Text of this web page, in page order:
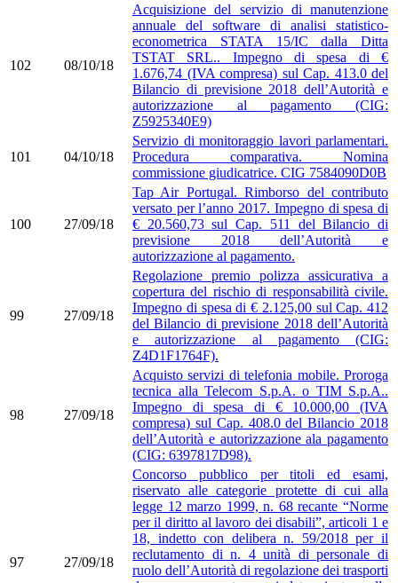
102 08/10/18
Acquisizione del servizio di manutenzione
annuale del software di analisi statistico-
econometrica STATA 15/IC dalla Ditta
TSTAT SRL.. Impegno di spesa di €
1.676,74 (IVA compresa) sul Cap. 413.0 del
Bilancio di previsione 2018 dell’Autorità e
autorizzazione al pagamento (CIG:
Z5925340E9)
101 04/10/18
Servizio di monitoraggio lavori parlamentari.
Procedura comparativa. Nomina
commissione giudicatrice. CIG 7584090D0B
100 27/09/18
Tap Air Portugal. Rimborso del contributo
versato per l’anno 2017. Impegno di spesa di
€ 20.560,73 sul Cap. 511 del Bilancio di
previsione 2018 dell’Autorità e
autorizzazione al pagamento.
99 27/09/18
Regolazione premio polizza assicurativa a
copertura del rischio di responsabilità civile.
Impegno di spesa di € 2.125,00 sul Cap. 412
del Bilancio di previsione 2018 dell’Autorità
e autorizzazione al pagamento (CIG:
Z4D1F1764F).
98 27/09/18
Acquisto servizi di telefonia mobile. Proroga
tecnica alla Telecom S.p.A. o TIM S.p.A..
Impegno di spesa di € 10.000,00 (IVA
compresa) sul Cap. 408.0 del Bilancio 2018
dell’Autorità e autorizzazione ala pagamento
(CIG: 6397817D98).
97 27/09/18
Concorso pubblico per titoli ed esami,
riservato alle categorie protette di cui alla
legge 12 marzo 1999, n. 68 recante “Norme
per il diritto al lavoro dei disabili”, articoli 1 e
18, indetto con delibera n. 59/2018 per il
reclutamento di n. 4 unità di personale di
ruolo dell’Autorità di regolazione dei trasporti